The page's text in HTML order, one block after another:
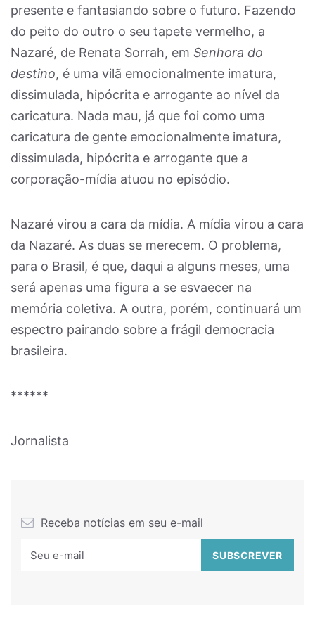
presente e fantasiando sobre o futuro. Fazendo
do peito do outro o seu tapete vermelho, a
Nazaré, de Renata Sorrah, em Senhora do
destino, é uma vilã emocionalmente imatura,
dissimulada, hipócrita e arrogante ao nível da
caricatura. Nada mau, já que foi como uma
caricatura de gente emocionalmente imatura,
dissimulada, hipócrita e arrogante que a
corporação-mídia atuou no episódio.
Nazaré virou a cara da mídia. A mídia virou a cara
da Nazaré. As duas se merecem. O problema,
para o Brasil, é que, daqui a alguns meses, uma
será apenas uma figura a se esvaecer na
memória coletiva. A outra, porém, continuará um
espectro pairando sobre a frágil democracia
brasileira.
******
Jornalista
Receba notícias em seu e-mail